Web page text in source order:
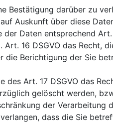
Bestätigung darüber zu
Auskunft über diese
Daten entsprechend Art.
Art. 16 DSGVO das Recht,
die Berichtigung der Sie
des Art. 17 DSGVO das
gelöscht werden,
der Verarbeitung
dass die Sie